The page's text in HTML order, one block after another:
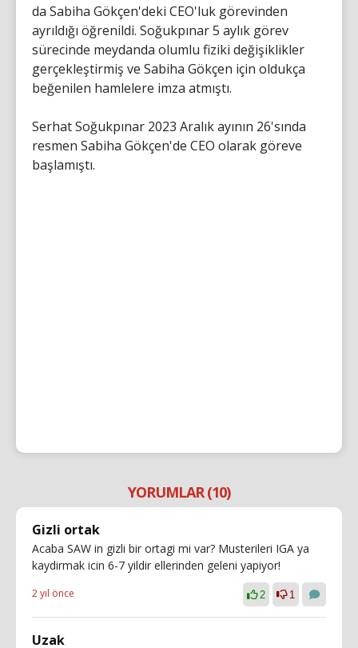
da Sabiha Gökçen'deki CEO'luk görevinden
ayrıldığı öğrenildi. Soğukpınar 5 aylık görev
sürecinde meydanda olumlu fiziki değişiklikler
gerçekleştirmiş ve Sabiha Gökçen için oldukça
beğenilen hamlelere imza atmıştı.
Serhat Soğukpınar 2023 Aralık ayının 26'sında
resmen Sabiha Gökçen'de CEO olarak göreve
başlamıştı.
YORUMLAR (10)
Gizli ortak
Acaba SAW in gizli bir ortagi mi var? Musterileri IGA ya
kaydirmak icin 6-7 yildir ellerinden geleni yapiyor!
2 yıl önce 2 1
Uzak